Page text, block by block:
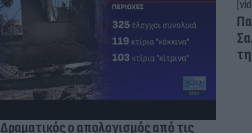
Δραματικός ο απολογισμός από τις